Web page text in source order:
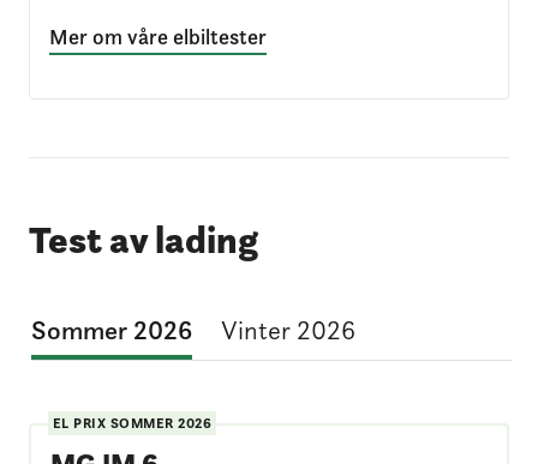
Mer om våre elbiltester
Test av lading
Sommer 2026 Vinter 2026
EL PRIX SOMMER 2026